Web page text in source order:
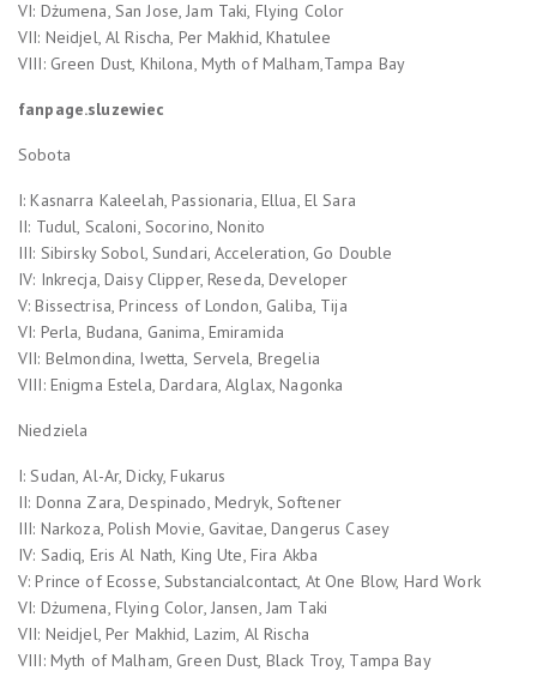
VI: Dżumena, San Jose, Jam Taki, Flying Color
VII: Neidjel, Al Rischa, Per Makhid, Khatulee
VIII: Green Dust, Khilona, Myth of Malham,Tampa Bay
fanpage.sluzewiec
Sobota
I: Kasnarra Kaleelah, Passionaria, Ellua, El Sara
II: Tudul, Scaloni, Socorino, Nonito
III: Sibirsky Sobol, Sundari, Acceleration, Go Double
IV: Inkrecja, Daisy Clipper, Reseda, Developer
V: Bissectrisa, Princess of London, Galiba, Tija
VI: Perla, Budana, Ganima, Emiramida
VII: Belmondina, Iwetta, Servela, Bregelia
VIII: Enigma Estela, Dardara, Alglax, Nagonka
Niedziela
I: Sudan, Al-Ar, Dicky, Fukarus
II: Donna Zara, Despinado, Medryk, Softener
III: Narkoza, Polish Movie, Gavitae, Dangerus Casey
IV: Sadiq, Eris Al Nath, King Ute, Fira Akba
V: Prince of Ecosse, Substancialcontact, At One Blow, Hard Work
VI: Dżumena, Flying Color, Jansen, Jam Taki
VII: Neidjel, Per Makhid, Lazim, Al Rischa
VIII: Myth of Malham, Green Dust, Black Troy, Tampa Bay